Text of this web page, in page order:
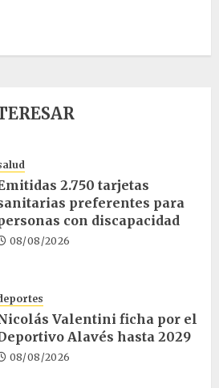
2.750 tarjetas
preferentes para
con discapacidad
08/08/2026
Valentini ficha por el
Alavés hasta 2029
08/08/2026